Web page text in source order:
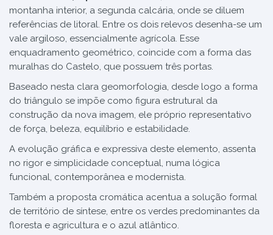
montanha interior, a segunda calcária, onde se diluem
referências de litoral. Entre os dois relevos desenha-se um
vale argiloso, essencialmente agrícola. Esse
enquadramento geométrico, coincide com a forma das
muralhas do Castelo, que possuem três portas.
Baseado nesta clara geomorfologia, desde logo a forma
do triângulo se impõe como figura estrutural da
construção da nova imagem, ele próprio representativo
de força, beleza, equilíbrio e estabilidade.
A evolução gráfica e expressiva deste elemento, assenta
no rigor e simplicidade conceptual, numa lógica
funcional, contemporânea e modernista.
Também a proposta cromática acentua a solução formal
de território de síntese, entre os verdes predominantes da
floresta e agricultura e o azul atlântico.